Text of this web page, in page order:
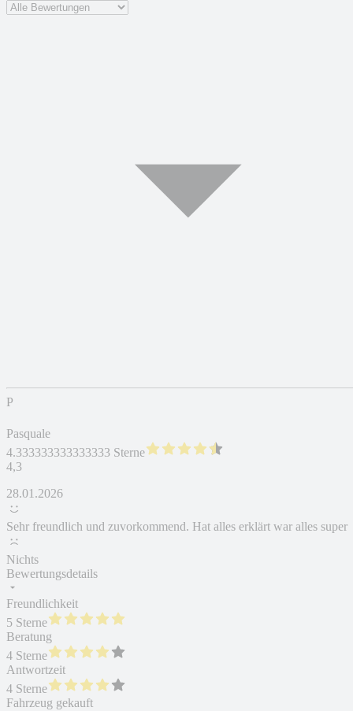
P
Pasquale
4.333333333333333 Sterne
4,3
28.01.2026
Sehr freundlich und zuvorkommend. Hat alles erklärt war alles super
Nichts
Bewertungsdetails
Freundlichkeit
5 Sterne
Beratung
4 Sterne
Antwortzeit
4 Sterne
Fahrzeug gekauft